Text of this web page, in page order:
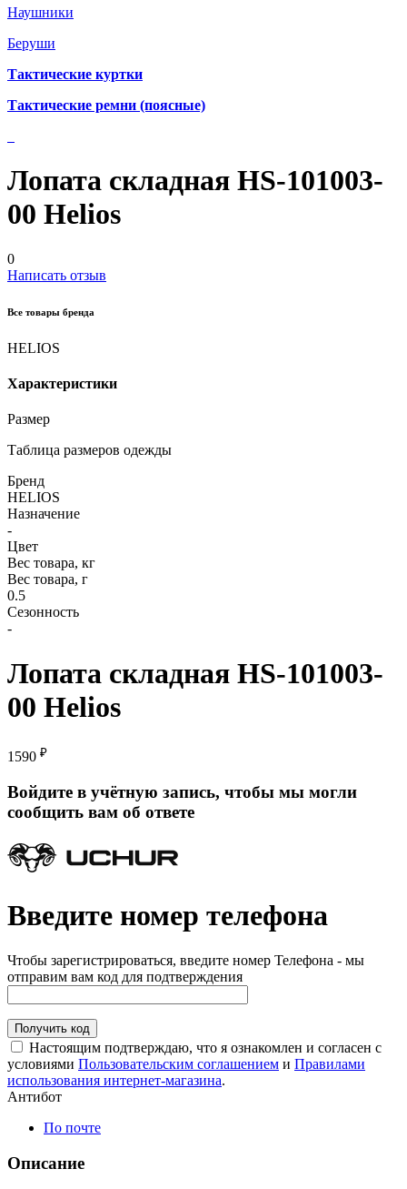
Наушники
Беруши
Тактические куртки
Тактические ремни (поясные)
Лопата складная HS-101003-
00 Helios
0
Написать отзыв
Все товары бренда
HELIOS
Характеристики
Размер
Таблица размеров одежды
Бренд
HELIOS
Назначение
-
Цвет
Вес товара, кг
Вес товара, г
0.5
Сезонность
-
Лопата складная HS-101003-
00 Helios
1590 ₽
Войдите в учётную запись, чтобы мы могли
сообщить вам об ответе
Введите номер телефона
Чтобы зарегистрироваться, введите номер Телефона - мы
отправим вам код для подтверждения
Получить код
Настоящим подтверждаю, что я ознакомлен и согласен с
условиями Пользовательским соглашением и Правилами
использования интернет-магазина.
Антибот
По почте
Описание